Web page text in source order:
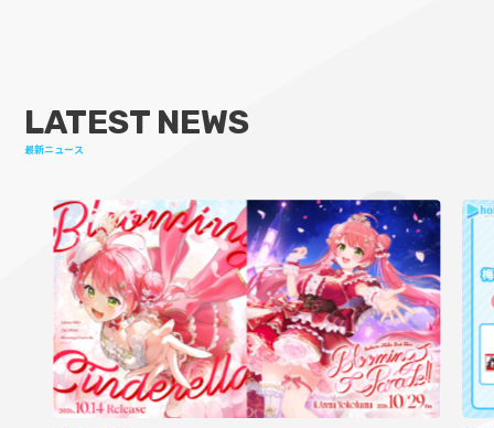
LATEST NEWS
最新ニュース